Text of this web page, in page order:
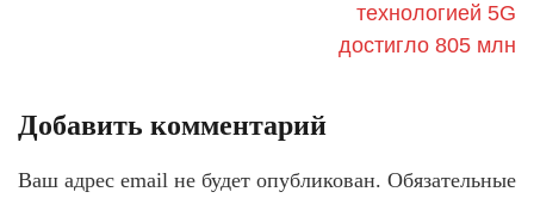
технологией 5G
достигло 805 млн
Добавить комментарий
Ваш адрес email не будет опубликован. Обязательные